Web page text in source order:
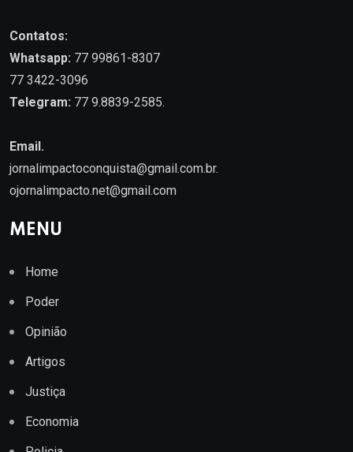
Contatos:
Whatsapp: 77 99861-8307
77 3422-3096
Telegram: 77 9.8839-2585.
Email.
jornalimpactoconquista@gmail.com.br.
ojornalimpacto.net@gmail.com
MENU
Home
Poder
Opinião
Artigos
Justiça
Economia